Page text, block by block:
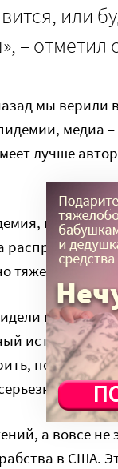
или
– отметил
мы верили
медиа
лучше
тяжело
примерно
почитать
а вовсе
в США.